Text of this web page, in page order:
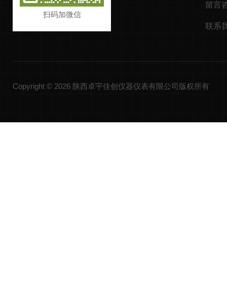
扫码加微信
留言
联系
Copyright © 2026 陕西卓宇佳创仪器仪表有限公司版权所有